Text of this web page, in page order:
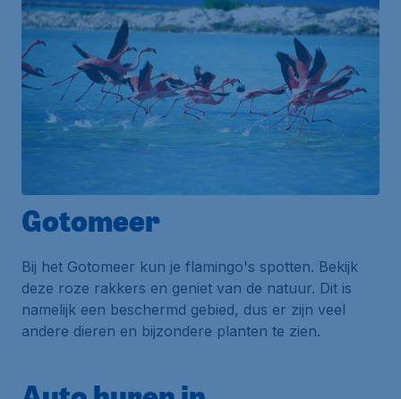
Gotomeer
Bij het Gotomeer kun je flamingo's spotten. Bekijk
deze roze rakkers en geniet van de natuur. Dit is
namelijk een beschermd gebied, dus er zijn veel
andere dieren en bijzondere planten te zien.